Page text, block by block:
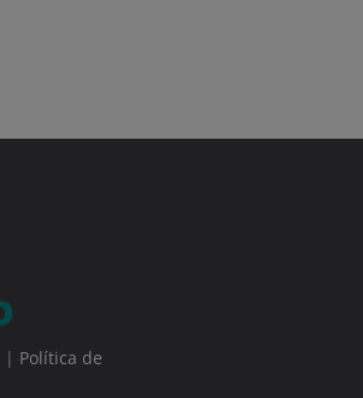
| Política de